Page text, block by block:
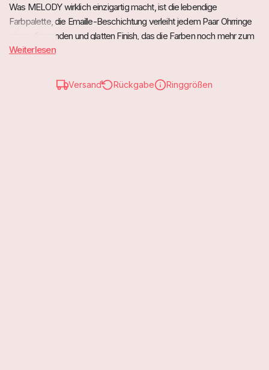
Was MELODY wirklich einzigartig macht, ist die lebendige
Farbpalette, die Emaille-Beschichtung verleiht jedem Paar Ohrringe
einen glänzenden und glatten Finish, das die Farben noch mehr zum
Leuchten bringt. Ob du dich für einen auffälligen Statement-Ohrring
Geschmack das Richtige.
Weiterlesen
Versand Rückgabe Ringgrößen